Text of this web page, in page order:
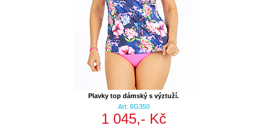
Plavky top dámský s výztuží.
Art: 6G350
1 045,- Kč